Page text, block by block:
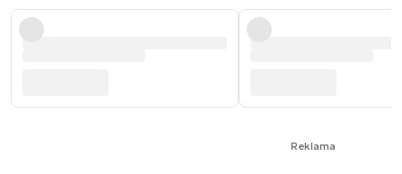
Reklama